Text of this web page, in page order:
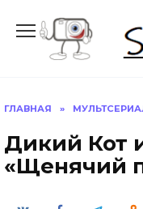
содержанию
ГЛАВНАЯ »
Дикий Кот
«Щенячий